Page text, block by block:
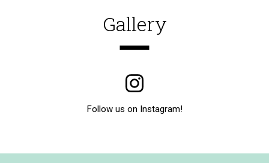
Gallery
Follow us on Instagram!